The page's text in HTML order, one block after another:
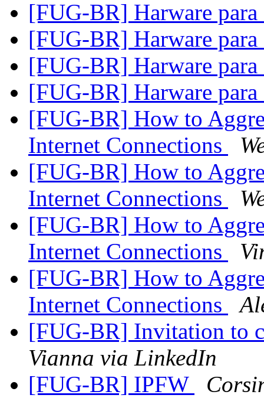
[FUG-BR] Harware
[FUG-BR] Harware
[FUG-BR] Harware
[FUG-BR] Harware
[FUG-BR] How to
Internet Connections
[FUG-BR] How to
Internet Connections
[FUG-BR] How to
Internet Connections
[FUG-BR] How to
Internet Connections
[FUG-BR] Invitation to
Vianna via LinkedIn
[FUG-BR] IPFW